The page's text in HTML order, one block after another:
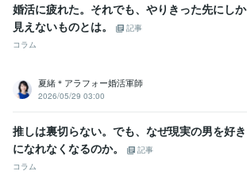
婚活に疲れた。それでも、やりきった先にしか
見えないものとは。
記事
コラム
夏緒＊アラフォー婚活軍師
2026/05/29 03:00
推しは裏切らない。でも、なぜ現実の男を好き
になれなくなるのか。
記事
コラム